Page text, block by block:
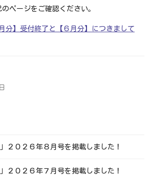
ページをご確認ください。
分】受付終了と【６月分】につきまして
２０２６年８月号を掲載しました！
２０２６年７月号を掲載しました！